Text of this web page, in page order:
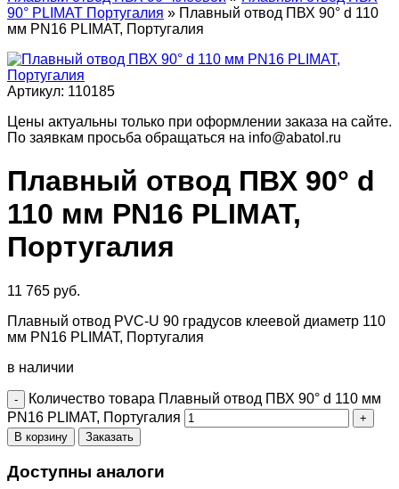
90° PLIMAT Португалия » Плавный отвод ПВХ 90° d 110
мм PN16 PLIMAT, Португалия
Артикул: 110185
Цены актуальны только при оформлении заказа на сайте.
По заявкам просьба обращаться на info@abatol.ru
Плавный отвод ПВХ 90° d
110 мм PN16 PLIMAT,
Португалия
11 765 руб.
Плавный отвод PVC-U 90 градусов клеевой диаметр 110
мм PN16 PLIMAT, Португалия
в наличии
Количество товара Плавный отвод ПВХ 90° d 110 мм
PN16 PLIMAT, Португалия
В корзину Заказать
Доступны аналоги